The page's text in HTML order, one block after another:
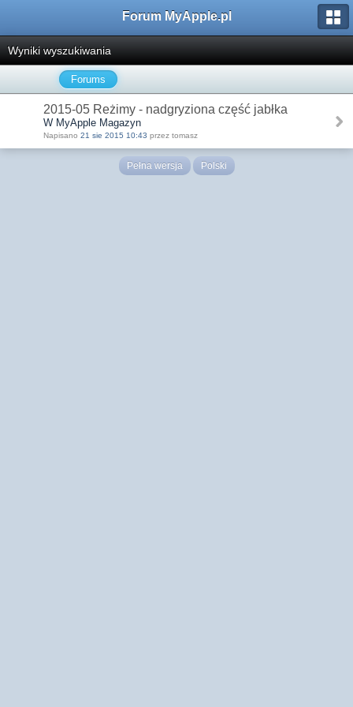
Forum MyApple.pl
Wyniki wyszukiwania
Forums
2015-05 Reżimy - nadgryziona część jabłka
W MyApple Magazyn
Napisano 21 sie 2015 10:43 przez tomasz
Pełna wersja Polski